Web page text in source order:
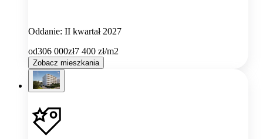
Oddanie: II kwartał 2027
od306 000zł7 400 zł/m2
Zobacz mieszkania